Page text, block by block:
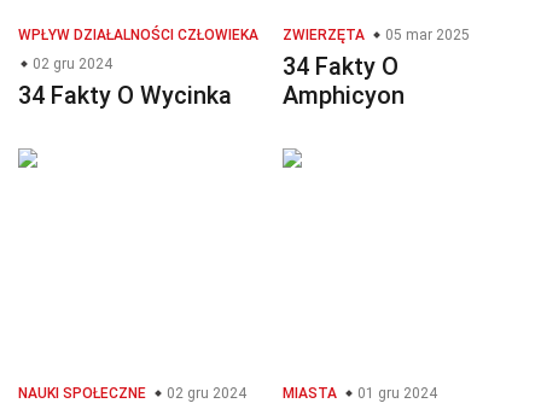
WPŁYW DZIAŁALNOŚCI CZŁOWIEKA
02 gru 2024
34 Fakty O Wycinka
ZWIERZĘTA 05 mar 2025
34 Fakty O
Amphicyon
NAUKI SPOŁECZNE 02 gru 2024 MIASTA 01 gru 2024